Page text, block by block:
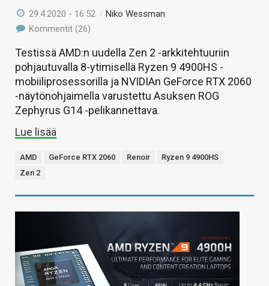
29.4.2020 - 16:52 /Niko Wessman
Kommentit (26)
Testissä AMD:n uudella Zen 2 -arkkitehtuuriin
pohjautuvalla 8-ytimisellä Ryzen 9 4900HS -
mobiiliprosessorilla ja NVIDIAn GeForce RTX 2060
-näytönohjaimella varustettu Asuksen ROG
Zephyrus G14 -pelikannettava.
Lue lisää
AMD GeForce RTX 2060 Renoir
Ryzen 9 4900HS
Zen 2